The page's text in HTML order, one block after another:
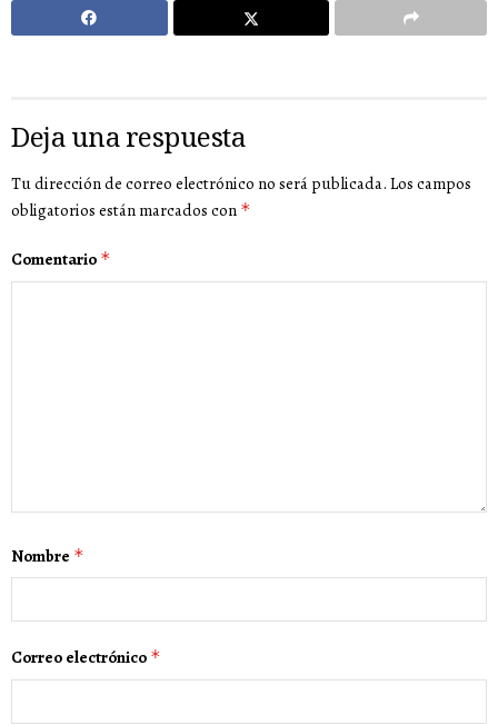
Deja una respuesta
Tu dirección de correo electrónico no será publicada. Los campos
obligatorios están marcados con *
Comentario *
Nombre *
Correo electrónico *